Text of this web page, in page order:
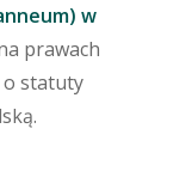
w
prawach
o statuty